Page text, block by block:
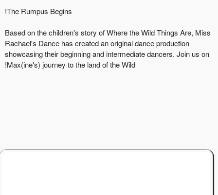
The Rumpus Begins!
Based on the children's story of Where the Wild Things Are, Miss
Rachael's Dance has created an original dance production
showcasing their beginning and intermediate dancers. Join us on
Max(ine's) journey to the land of the Wild!